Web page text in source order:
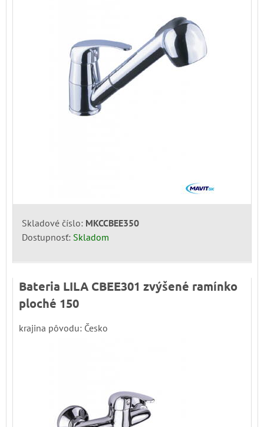
Skladové číslo: MKCCBEE350
Dostupnosť: Skladom
Bateria LILA CBEE301 zvýšené ramínko
ploché 150
krajina pôvodu: Česko